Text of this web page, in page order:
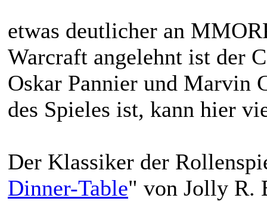
etwas deutlicher an
Warcraft angelehnt ist der
Oskar Pannier und Marvin
des Spieles ist, kann hier
Der Klassiker der
Dinner-Table" von Jolly R.